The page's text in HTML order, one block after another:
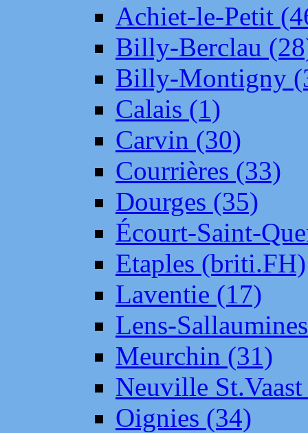
Achiet-le-Petit
Billy-Berclau
Billy-Montigny
Calais (1)
Carvin (30)
Courrières (33)
Dourges (35)
Écourt-Saint-
Etaples (briti.FH)
Laventie (17)
Lens-
Meurchin (31)
Neuville
Oignies (34)